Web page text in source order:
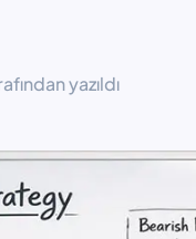
yazıldı